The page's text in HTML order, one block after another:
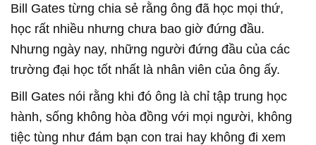
Bill Gates từng chia sẻ rằng ông đã học mọi thứ,
học rất nhiều nhưng chưa bao giờ đứng đầu.
Nhưng ngày nay, những người đứng đầu của các
trường đại học tốt nhất là nhân viên của ông ấy.
Bill Gates nói rằng khi đó ông là chỉ tập trung học
hành, sống không hòa đồng với mọi người, không
tiệc tùng như đám bạn con trai hay không đi xem